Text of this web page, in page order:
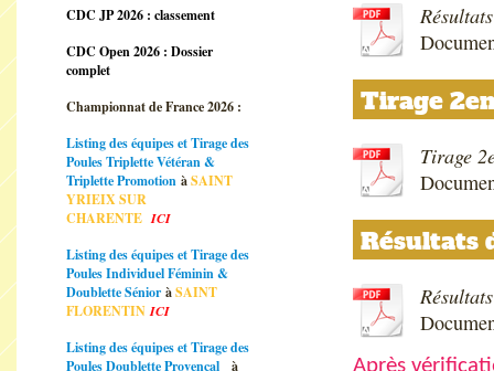
CDC JP 2026 : classement
CDC Open 2026 : Dossier
complet
Championnat de France 2026 :
Listing des équipes et Tirage des
Poules Triplette Vétéran &
Triplette Promotion àSAINT
YRIEIX SUR
CHARENTEICI
Listing des équipes et Tirage des
Poules Individuel Féminin &
Doublette Sénior àSAINT
FLORENTINICI
Listing des équipes et Tirage des
Poules Doublette Provençal
à
Tirage
Tirage
Résultats
Après